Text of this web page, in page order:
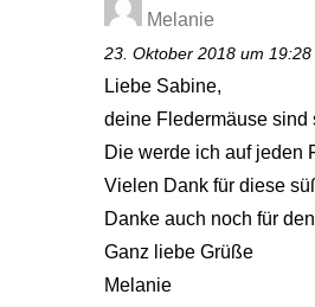
Melanie
23. Oktober 2018 um 19:28
Liebe Sabine,
deine Fledermäuse sind
Die werde ich auf jeden
Vielen Dank für diese
Danke auch noch für
Ganz liebe Grüße
Melanie